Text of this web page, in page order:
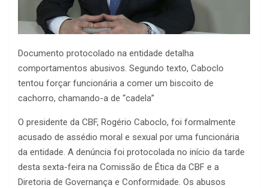
Documento protocolado na entidade detalha
comportamentos abusivos. Segundo texto, Caboclo
tentou forçar funcionária a comer um biscoito de
cachorro, chamando-a de “cadela”
O presidente da CBF, Rogério Caboclo, foi formalmente
acusado de assédio moral e sexual por uma funcionária
da entidade. A denúncia foi protocolada no início da tarde
desta sexta-feira na Comissão de Ética da CBF e a
Diretoria de Governança e Conformidade. Os abusos